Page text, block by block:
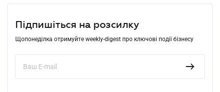
Підпишіться на розсилку
Щопонеділка отримуйте weekly-digest про ключові події бізнесу